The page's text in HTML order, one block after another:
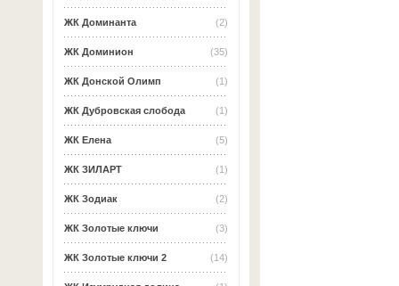
(2)
ЖК Доминанта
(35)
ЖК Доминион
(1)
ЖК Донской Олимп
(1)
ЖК Дубровская слобода
(5)
ЖК Елена
(1)
ЖК ЗИЛАРТ
(2)
ЖК Зодиак
(3)
ЖК Золотые ключи
(14)
ЖК Золотые ключи 2